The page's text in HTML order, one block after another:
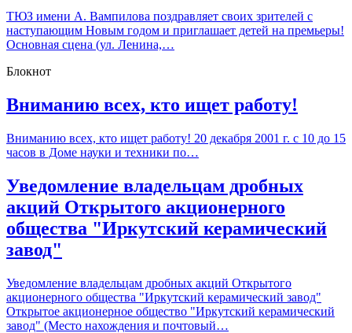
ТЮЗ имени А. Вампилова поздравляет своих зрителей с
наступающим Новым годом и приглашает детей на премьеры!
Основная сцена (ул. Ленина,…
Блокнот
Вниманию всех, кто ищет работу!
Вниманию всех, кто ищет работу! 20 декабря 2001 г. с 10 до 15
часов в Доме науки и техники по…
Уведомление владельцам дробных
акций Открытого акционерного
общества "Иркутский керамический
завод"
Уведомление владельцам дробных акций Открытого
акционерного общества "Иркутский керамический завод"
Открытое акционерное общество "Иркутский керамический
завод" (Место нахождения и почтовый…